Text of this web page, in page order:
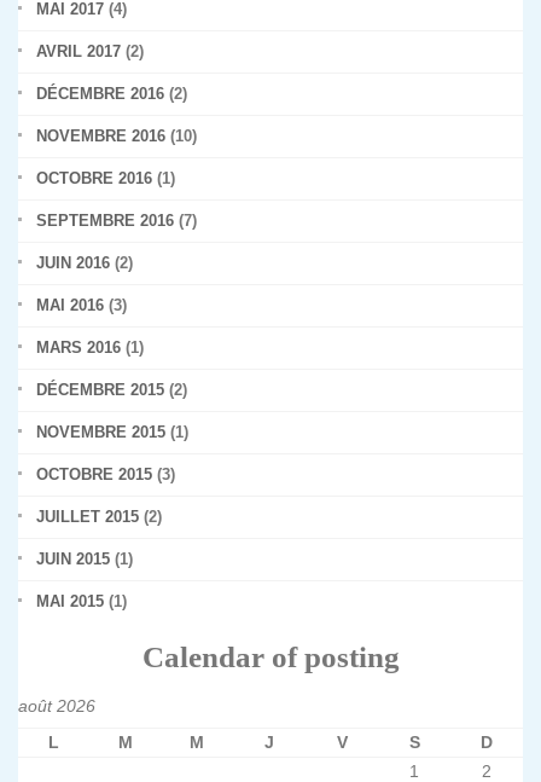
MAI 2017 (4)
AVRIL 2017 (2)
DÉCEMBRE 2016 (2)
NOVEMBRE 2016 (10)
OCTOBRE 2016 (1)
SEPTEMBRE 2016 (7)
JUIN 2016 (2)
MAI 2016 (3)
MARS 2016 (1)
DÉCEMBRE 2015 (2)
NOVEMBRE 2015 (1)
OCTOBRE 2015 (3)
JUILLET 2015 (2)
JUIN 2015 (1)
MAI 2015 (1)
Calendar of posting
août 2026
L
M M J V S D
1
2